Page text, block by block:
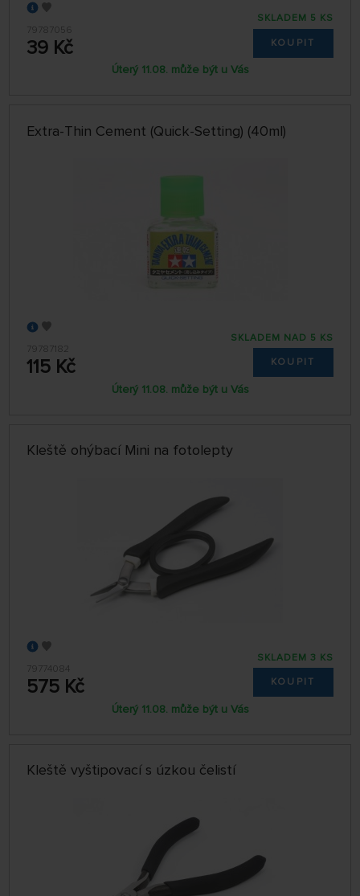
79787056
39 Kč
SKLADEM 5 KS
KOUPIT
Úterý 11.08. může být u Vás
Extra-Thin Cement (Quick-Setting) (40ml)
79787182
115 Kč
SKLADEM NAD 5 KS
KOUPIT
Úterý 11.08. může být u Vás
Kleště ohýbací Mini na fotolepty
79774084
575 Kč
SKLADEM 3 KS
KOUPIT
Úterý 11.08. může být u Vás
Kleště vyštipovací s úzkou čelistí